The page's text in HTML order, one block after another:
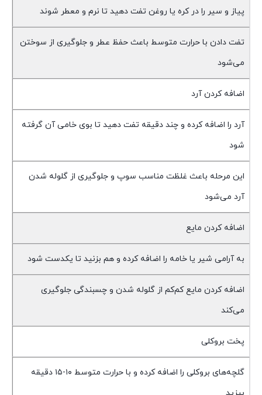
پیاز و سیر را در کره یا روغن تفت دهید تا نرم و معطر شوند
تفت دادن با حرارت متوسط باعث حفظ عطر و جلوگیری از سوختن
می‌شود
اضافه کردن آرد
آرد را اضافه کرده و چند دقیقه تفت دهید تا بوی خامی آن گرفته
شود
این مرحله باعث غلظت مناسب سوپ و جلوگیری از گلوله شدن
آرد می‌شود
اضافه کردن مایع
به آرامی شیر یا خامه را اضافه کرده و هم بزنید تا یکدست شود
اضافه کردن مایع کم‌کم از گلوله شدن و چسبندگی جلوگیری
می‌کند
پخت بروکلی
گلچه‌های بروکلی را اضافه کرده و با حرارت متوسط ۱۰-۱۵ دقیقه